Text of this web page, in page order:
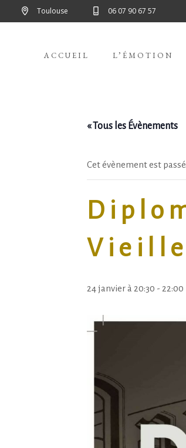
Toulouse 06 07 90 67 57
ACCUEIL L’ÉMOTION
« Tous les Évènements
Cet évènement est passé.
Vieille
24 janvier à 20:30 - 22:00